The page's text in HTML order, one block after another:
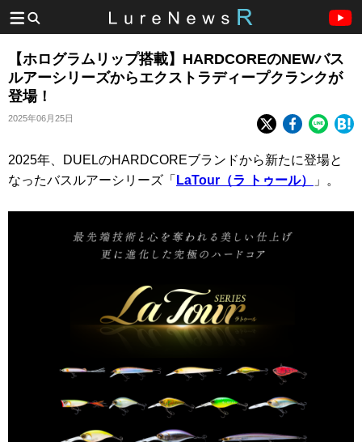
【ホログラムリップ搭載】HARDCOREのNEWバス
ルアーシリーズからエクストラディープクランクが
登場！
2025年06月25日
2025年、DUELのHARDCOREブランドから新たに登場と
なったバスルアーシリーズ「 LaTour（ラ トゥール） 」。